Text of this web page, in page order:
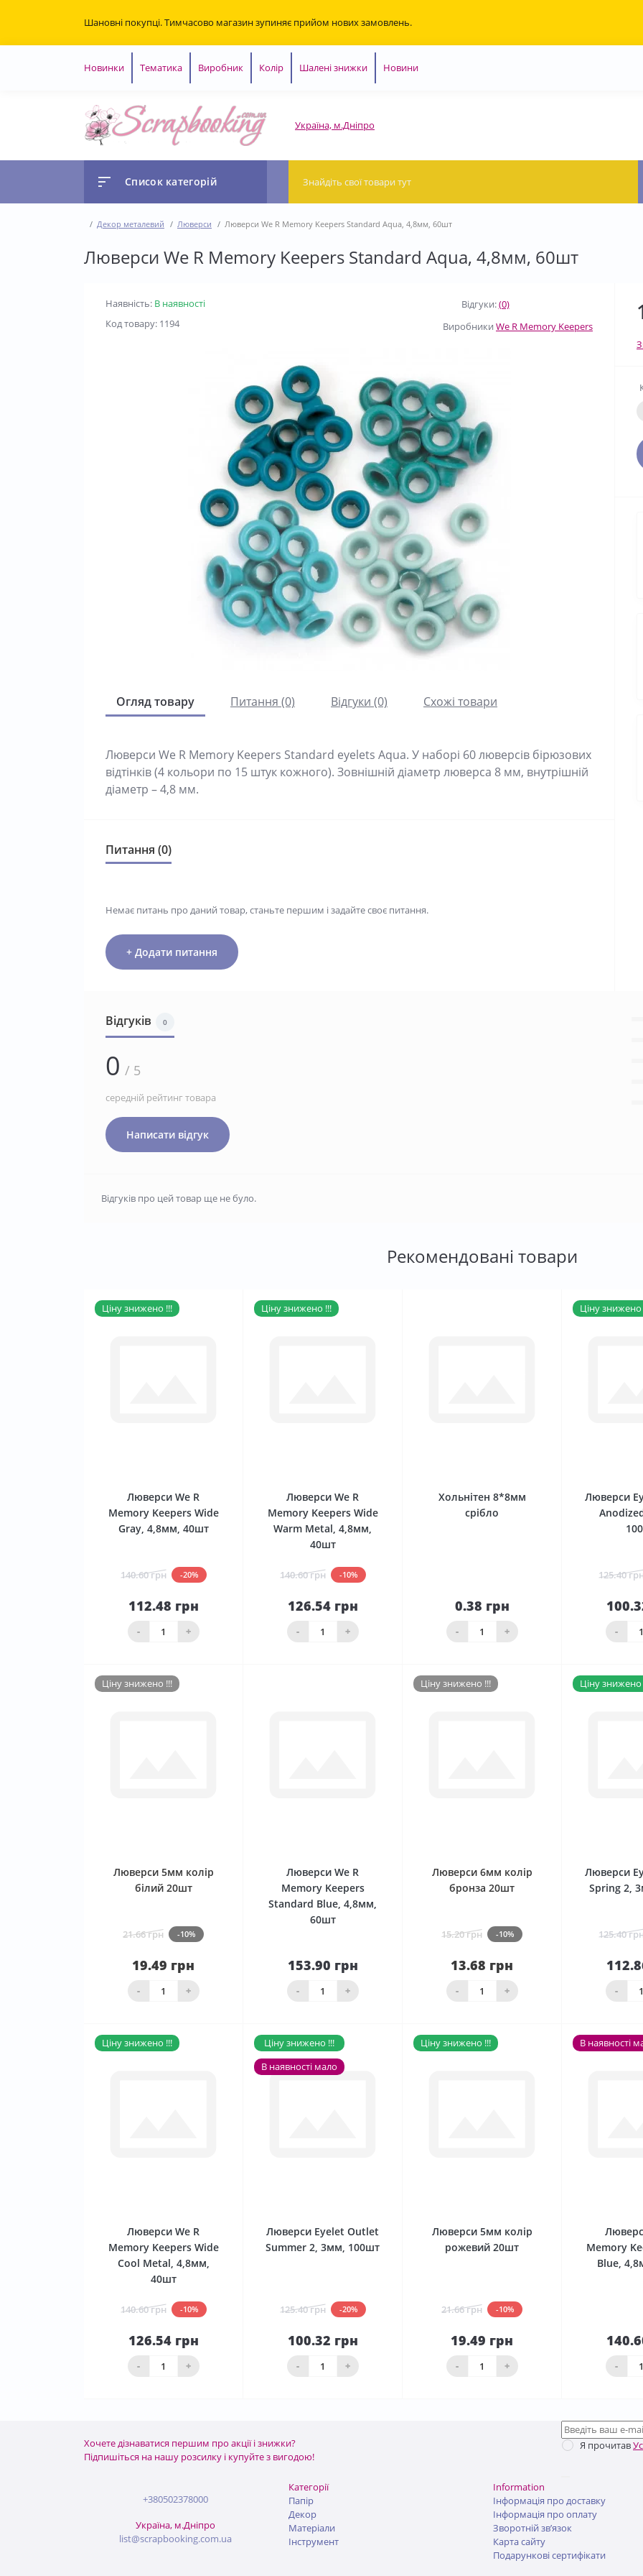
Шановні покупці. Тимчасово магазин зупиняє прийом нових замовлень.
Новинки Тематика Виробник Колір Шалені знижки Новини
Україна, м.Дніпро
Список категорій
Декор металевий Люверси Люверси We R Memory Keepers Standard Aqua, 4,8мм, 60шт
Люверси We R Memory Keepers Standard Aqua, 4,8мм, 60шт
Наявність: В наявності
Код товару: 1194
Відгуки:(0)
Виробники We R Memory Keepers
Огляд товару Питання (0) Відгуки (0) Схожі товари
Люверси We R Memory Keepers Standard eyelets Aqua. У наборі 60 люверсів бірюзових
відтінків (4 кольори по 15 штук кожного). Зовнішній діаметр люверса 8 мм, внутрішній
діаметр – 4,8 мм.
Питання (0)
Немає питань про даний товар, станьте першим і задайте своє питання.
+ Додати питання
Відгуків 0
0 / 5
середній рейтинг товара
Написати відгук
Відгуків про цей товар ще не було.
Рекомендовані товари
Ціну знижено !!!
Люверси We R
Memory Keepers Wide
Gray, 4,8мм, 40шт
140.60 грн -20%
112.48 грн
- +
До
кошика
Ціну знижено !!!
Люверси We R
Memory Keepers Wide
Warm Metal, 4,8мм,
40шт
140.60 грн -10%
126.54 грн
- +
До
кошика
Хольнітен 8*8мм
срібло
0.38 грн
- +
кошика
Ціну знижено
Люверси
125.40 грн
-
Ціну знижено !!!
Люверси 5мм колір
білий 20шт
21.66 грн -10%
19.49 грн
- +
Нема в наявності
Люверси We R
Memory Keepers
Standard Blue, 4,8мм,
60шт
153.90 грн
- +
До
кошика
Ціну знижено !!!
Люверси 6мм колір
бронза 20шт
15.20 грн -10%
13.68 грн
- +
Нема в наявності
Ціну знижено
Люверси
Spring 2,
125.40 грн
-
Ціну знижено !!!
Люверси We R
Memory Keepers Wide
Cool Metal, 4,8мм,
40шт
140.60 грн -10%
126.54 грн
- +
До
кошика
Ціну знижено !!!
В наявності мало
Люверси Eyelet Outlet
Summer 2, 3мм, 100шт
125.40 грн -20%
100.32 грн
- +
До
кошика
Ціну знижено !!!
Люверси 5мм колір
рожевий 20шт
21.66 грн -10%
19.49 грн
- +
До
кошика
В наявності
Memory
Blue,
-
Хочете дізнаватися першим про акції і знижки?
Підпишіться на нашу розсилку і купуйте з вигодою!
Я прочитав
+380502378000
Україна, м.Дніпро
list@scrapbooking.com.ua
Категорії
Папір
Декор
Матеріали
Інструмент
Information
Інформація про доставку
Інформація про оплату
Зворотній зв’язок
Карта сайту
Подарункові сертифікати